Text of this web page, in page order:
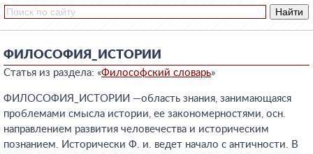
ФИЛОСОФИЯ_ИСТОРИИ
Статья из раздела: «Философский словарь»
ФИЛОСОФИЯ_ИСТОРИИ —область знания, занимающаяся
проблемами смысла истории, ее закономерностями, осн.
направлением развития человечества и историческим
познанием. Исторически Ф. и. ведет начало с античности. В